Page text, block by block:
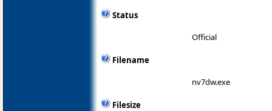
Status
Official
Filename
nv7dw.exe
Filesize